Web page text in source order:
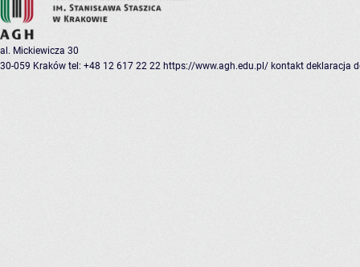
al. Mickiewicza 30
30-059 Kraków tel: +48 12 617 22 22 https://www.agh.edu.pl/ kontakt deklaracja